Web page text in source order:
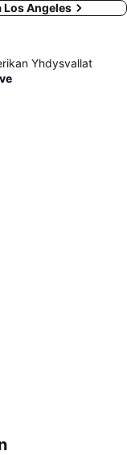
Angeles
Yhdysvallat